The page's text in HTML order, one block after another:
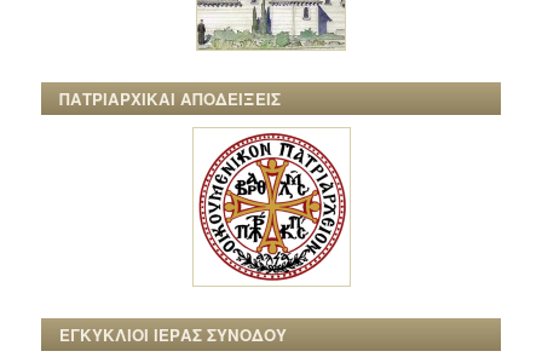
ΠΑΤΡΙΑΡΧΙΚΑΙ ΑΠΟΔΕΙΞΕΙΣ
ΕΓΚΥΚΛΙΟΙ ΙΕΡΑΣ ΣΥΝΟΔΟΥ